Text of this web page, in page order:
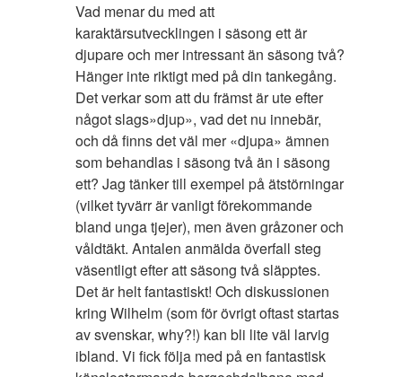
Vad menar du med att
karaktärsutvecklingen i säsong ett är
djupare och mer intressant än säsong två?
Hänger inte riktigt med på din tankegång.
Det verkar som att du främst är ute efter
något slags»djup», vad det nu innebär,
och då finns det väl mer «djupa» ämnen
som behandlas i säsong två än i säsong
ett? Jag tänker till exempel på ätstörningar
(vilket tyvärr är vanligt förekommande
bland unga tjejer), men även gråzoner och
våldtäkt. Antalen anmälda överfall steg
väsentligt efter att säsong två släpptes.
Det är helt fantastiskt! Och diskussionen
kring Wilhelm (som för övrigt oftast startas
av svenskar, why?!) kan bli lite väl larvig
ibland. Vi fick följa med på en fantastisk